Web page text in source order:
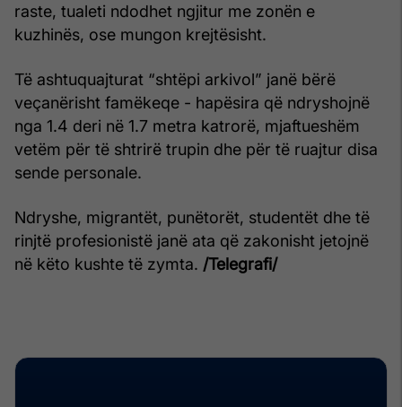
raste, tualeti ndodhet ngjitur me zonën e
kuzhinës, ose mungon krejtësisht.
Të ashtuquajturat “shtëpi arkivol” janë bërë
veçanërisht famëkeqe - hapësira që ndryshojnë
nga 1.4 deri në 1.7 metra katrorë, mjaftueshëm
vetëm për të shtrirë trupin dhe për të ruajtur disa
sende personale.
Ndryshe, migrantët, punëtorët, studentët dhe të
rinjtë profesionistë janë ata që zakonisht jetojnë
në këto kushte të zymta. /Telegrafi/